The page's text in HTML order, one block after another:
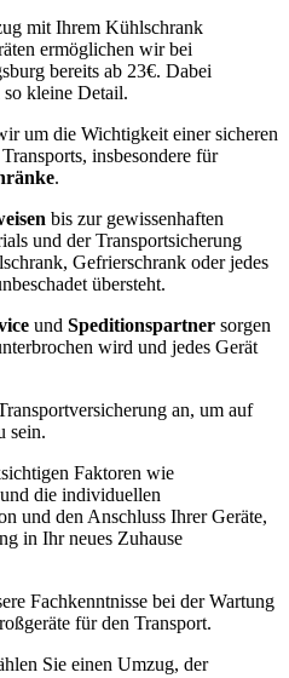
mit Ihrem Kühlschrank
ermöglichen wir bei
bereits ab 23€. Dabei
kleine Detail.
um die Wichtigkeit einer sicheren
insbesondere für
.
bis zur gewissenhaften
und der Transportsicherung
Gefrierschrank oder jedes
übersteht.
und Speditionspartner sorgen
wird und jedes Gerät
an, um auf
sein.
Faktoren wie
und die individuellen
und den Anschluss Ihrer Geräte,
in Ihr neues Zuhause
Fachkenntnisse bei der Wartung
für den Transport.
Sie einen Umzug, der